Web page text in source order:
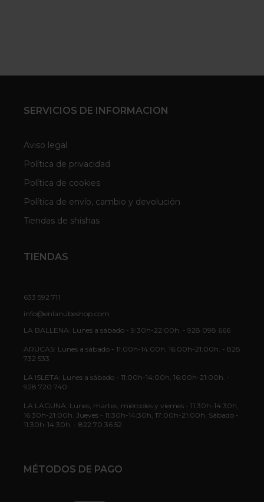
SERVICIOS DE INFORMACION
Aviso legal
Política de privacidad
Política de cookies
Política de envío, cambio y devolución
Tiendas de shishas
TIENDAS
633 592 711
info@enlanubeshop.com
LA BALLENA: Lunes a sábado - 9:30h-22:00h. - 928 098 666
ARUCAS: Lunes a sábado - 11:00h-14:00h, 16:00h-21:00h. - 828
732 533
LA ISLETA: Lunes a sábado - 11:00h-14:00h, 16:00h-21:00h. -
928 720 740
LA LAGUNA: Lunes, martes, miércoles y viernes - 11:30h-14:30h,
16:30h-21:00h. Jueves - 11:30h-14:30h, 17:00h-21:00h. Sábado -
11:30h-14:30h. - 822 70 36 52
MÉTODOS DE PAGO